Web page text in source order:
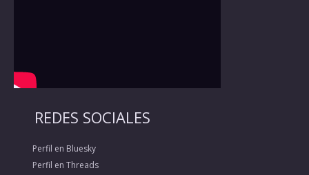
REDES SOCIALES
Perfil en Bluesky
Perfil en Threads